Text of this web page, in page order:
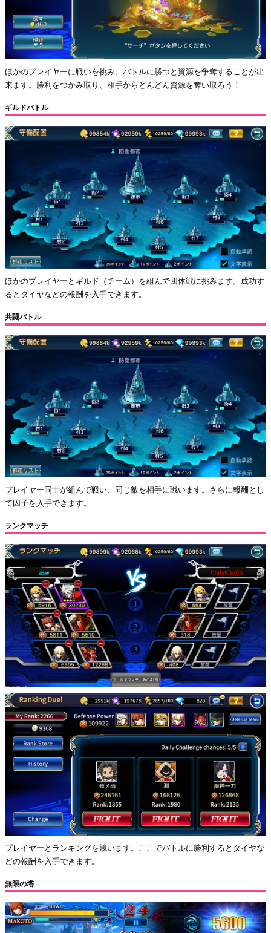
ほかのプレイヤーに戦いを挑み、バトルに勝つと資源を争奪することが出
来ます。勝利をつかみ取り、相手からどんどん資源を奪い取ろう！
ギルドバトル
ほかのプレイヤーとギルド（チーム）を組んで団体戦に挑みます。成功す
るとダイヤなどの報酬を入手できます。
共闘バトル
プレイヤー同士が組んで戦い、同じ敵を相手に戦います。さらに報酬とし
て因子を入手できます。
ランクマッチ
プレイヤーとランキングを競います。ここでバトルに勝利するとダイヤな
どの報酬を入手できます。
無限の塔